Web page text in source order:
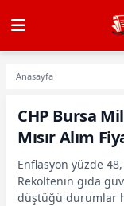
Anasayfa
CHP Bursa
Mısır Alım
Enflasyon yüzde 48,
Rekoltenin gıda
düştüğü durumlar